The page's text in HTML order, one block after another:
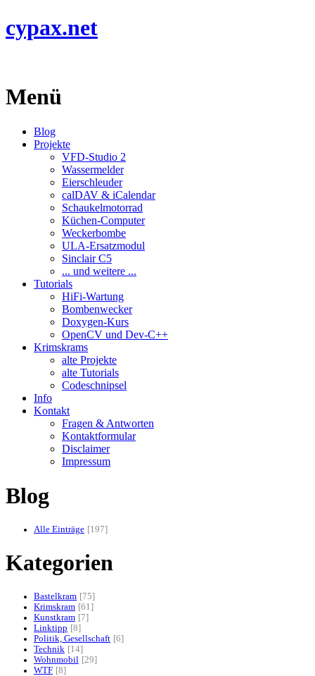
cypax.net
Menü
Blog
Projekte
VFD-Studio 2
Wassermelder
Eierschleuder
calDAV & iCalendar
Schaukelmotorrad
Küchen-Computer
Weckerbombe
ULA-Ersatzmodul
Sinclair C5
... und weitere ...
Tutorials
HiFi-Wartung
Bombenwecker
Doxygen-Kurs
OpenCV und Dev-C++
Krimskrams
alte Projekte
alte Tutorials
Codeschnipsel
Info
Kontakt
Fragen & Antworten
Kontaktformular
Disclaimer
Impressum
Blog
Alle Einträge 197
Kategorien
Bastelkram
75
Krimskram 61
Kunstkram
7
Linktipp
8
Politik, Gesellschaft 6
Technik
14
Wohnmobil
29
WTF 8